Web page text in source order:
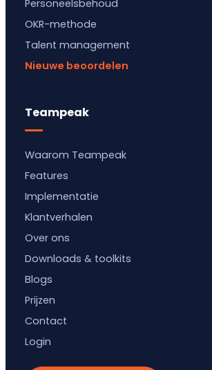
Personeelsbehoud
OKR-methode
Talent management
Nieuwe beoordelen
Teampeak
Waarom Teampeak
Features
Implementatie
Klantverhalen
Over ons
Downloads & toolkits
Blogs
Prijzen
Contact
Login